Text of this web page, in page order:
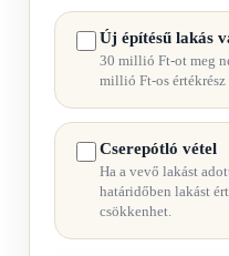
Új építésű lakás
30 millió Ft-ot meg
millió Ft-os
Cserepótló vétel
Ha a vevő lakást
határidőben lakást
csökkenhet.